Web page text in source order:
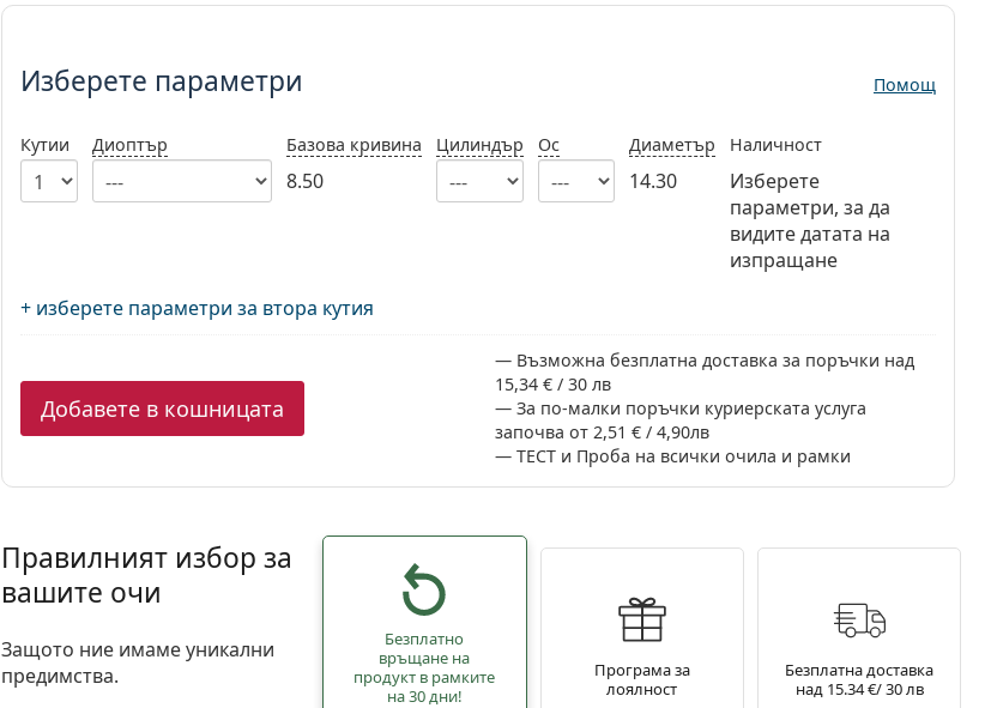
Изберете параметри
Изберете параметри Помощ
Кутии Диоптър Базова кривина
8.50
Цилиндър Ос Диаметър
14.30
Наличност
Изберете
параметри, за да
видите датата на
изпращане
+ изберете параметри за втора кутия
Добавете в кошницата
Възможна безплатна доставка за поръчки над
15,34 € / 30 лв
За по-малки поръчки куриерската услуга
започва от 2,51 € / 4,90лв
ТЕСТ и Проба на всички очила и рамки
Правилният избор за
вашите очи
Защото ние имаме уникални
предимства.
Безплатно
връщане на
продукт в рамките
на 30 дни!
Програма за
лоялност
Безплатна доставка
над 15.34 €/ 30 лв